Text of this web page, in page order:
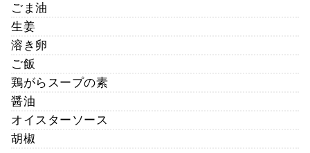
ごま油
生姜
溶き卵
ご飯
鶏がらスープの素
醤油
オイスターソース
胡椒